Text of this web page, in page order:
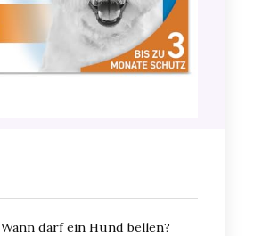
Wann darf ein Hund bellen?